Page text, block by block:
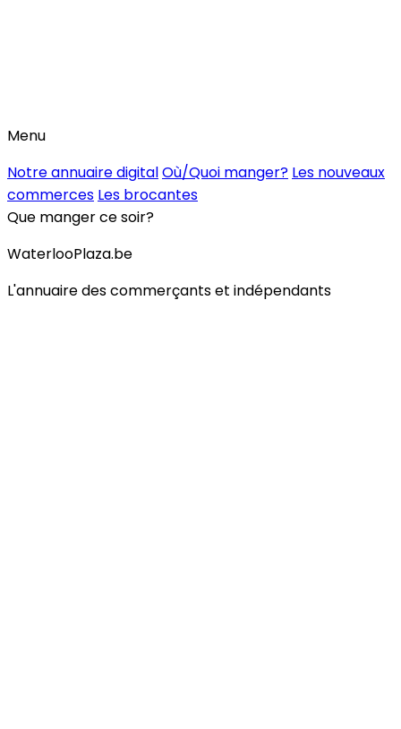
Menu
Notre annuaire digitalOù/Quoi manger? Les nouveaux
commerces Les brocantes
Que manger ce soir?
WaterlooPlaza.be
L'annuaire des commerçants et indépendants